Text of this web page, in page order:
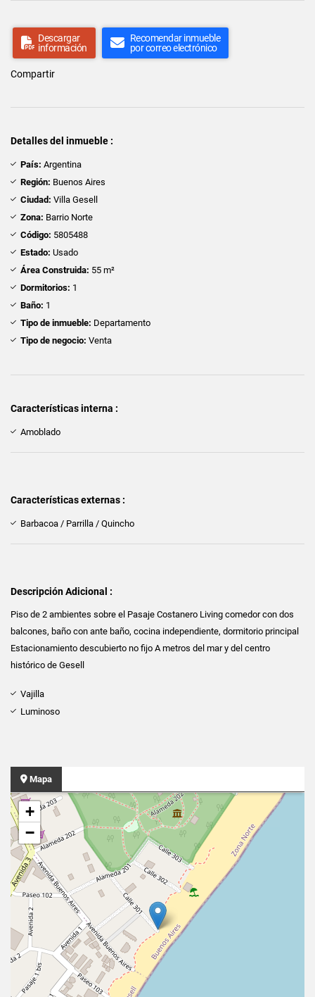
Descargar
información
Recomendar inmueble
por correo electrónico
Compartir
Detalles del inmueble :
País: Argentina
Región: Buenos Aires
Ciudad: Villa Gesell
Zona: Barrio Norte
Código: 5805488
Estado: Usado
Área Construida: 55 m²
Dormitorios: 1
Baño: 1
Tipo de inmueble: Departamento
Tipo de negocio: Venta
Características interna :
Amoblado
Características externas :
Barbacoa / Parrilla / Quincho
Descripción Adicional :
Piso de 2 ambientes sobre el Pasaje Costanero Living comedor con dos
balcones, baño con ante baño, cocina independiente, dormitorio principal
Estacionamiento descubierto no fijo A metros del mar y del centro
histórico de Gesell
Vajilla
Luminoso
Mapa
+
−